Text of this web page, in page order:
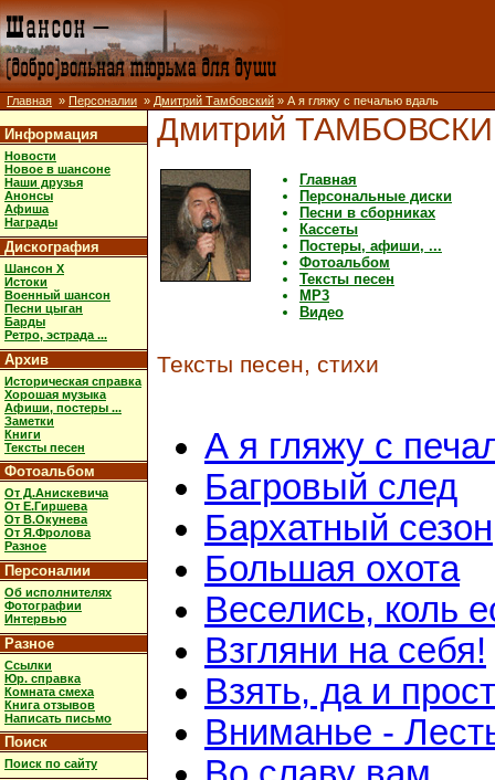
Главная » Персоналии » Дмитрий Тамбовский » А я гляжу с печалью вдаль
Информация
Новости
Новое в шансоне
Наши друзья
Анонсы
Афиша
Награды
Дискография
Шансон X
Истоки
Военный шансон
Песни цыган
Барды
Ретро, эстрада ...
Архив
Историческая справка
Хорошая музыка
Афиши, постеры ...
Заметки
Книги
Тексты песен
Фотоальбом
От Д.Анискевича
От Е.Гиршева
От В.Окунева
От Я.Фролова
Разное
Персоналии
Об исполнителях
Фотографии
Интервью
Разное
Ссылки
Юр. справка
Комната смеха
Книга отзывов
Написать письмо
Поиск
Поиск по сайту
Дмитрий
Главная
Персональные диски
Песни в сборниках
Кассеты
Постеры, афиши, ...
Фотоальбом
Тексты песен
MP3
Видео
Тексты песен, стихи
А я гляжу с
Багровый след
Бархатный сезон
Большая охота
Веселись, коль
Взгляни на себя!
Взять, да и
Вниманье -